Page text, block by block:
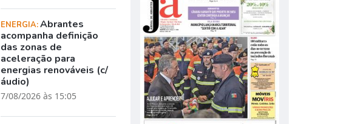
ENERGIA:Abrantes
acompanha definição
das zonas de
aceleração para
energias renováveis (c/
áudio)
7/08/2026 às 15:05